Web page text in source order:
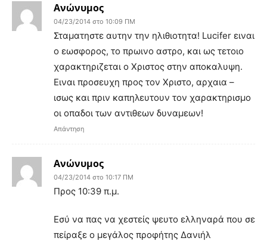
Ανώνυμος
04/23/2014 στο 10:09 ΠΜ
Σταματηστε αυτην την ηλιθιοτητα! Lucifer ειναι
ο εωσφορος, το πρωινο αστρο, και ως τετοιο
χαρακτηριζεται ο Χριστος στην αποκαλυψη.
Ειναι προσευχη προς τον Χριστο, αρχαια –
ισως και πριν καπηλευτουν τον χαρακτηρισμο
οι οπαδοι των αντιθεων δυναμεων!
Απάντηση
Ανώνυμος
04/23/2014 στο 10:17 ΠΜ
Προς 10:39 π.μ.
Εσύ να πας να χεστείς ψευτο ελληναρά που σε
πείραξε ο μεγάλος προφήτης Δανιήλ